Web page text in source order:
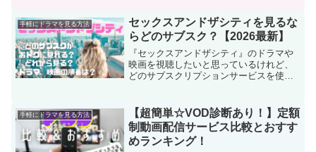
手軽にドラマを見る方法
セックスアンドザシティを見るな
らどのサブスク？【2026最新】
『セックスアンドザシティ』のドラマや
映画を視聴したいと思っているけれど、
どのサブスクリプションサービスを使う
に、どのサブスクを選べばおトクに見れ
るか、どれから見れば楽しめるのか、に
ついてご紹介します！
手軽にドラマを見る方法
【超簡単☆VOD診断あり！】定額
制動画配信サービス比較とおすす
めランキング！